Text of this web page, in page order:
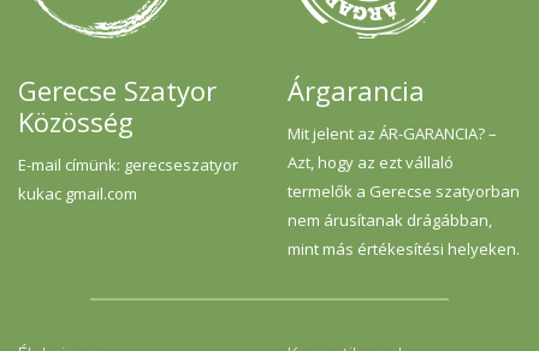
Gerecse Szatyor
Közösség
E-mail címünk: gerecseszatyor
kukac gmail.com
Árgarancia
Mit jelent az ÁR-GARANCIA? –
Azt, hogy az ezt vállaló
termelők a Gerecse szatyorban
nem árusítanak drágábban,
mint más értékesítési helyeken.